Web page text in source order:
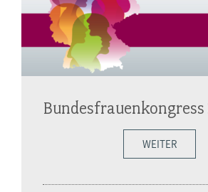
Bundesfrauenkongress
WEITER